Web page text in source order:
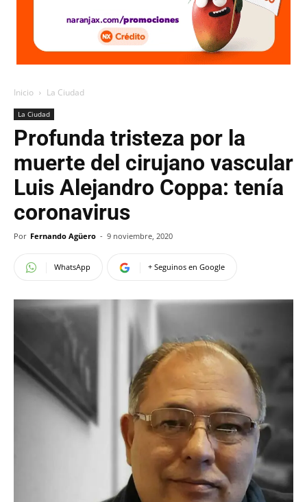
Inicio La Ciudad
La Ciudad
Profunda tristeza por la
muerte del cirujano vascular
Luis Alejandro Coppa: tenía
coronavirus
Por Fernando Agüero - 9 noviembre, 2020
WhatsApp + Seguinos en Google